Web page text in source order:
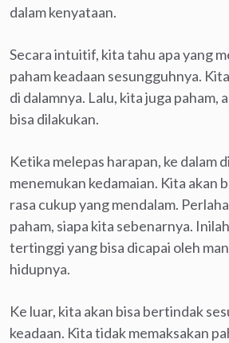
dalam kenyataan.
Secara intuitif, kita tahu apa yang
paham keadaan sesungguhnya.
di dalamnya. Lalu, kita juga paham,
bisa dilakukan.
Ketika melepas harapan, ke dalam
menemukan kedamaian. Kita akan
rasa cukup yang mendalam.
paham, siapa kita sebenarnya.
tertinggi yang bisa dicapai oleh
hidupnya.
Ke luar, kita akan bisa bertindak
keadaan. Kita tidak memaksakan